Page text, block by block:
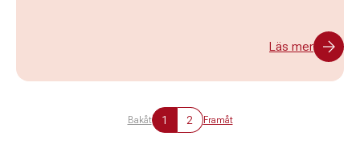
Läs mer
Bakåt 1 2 Framåt